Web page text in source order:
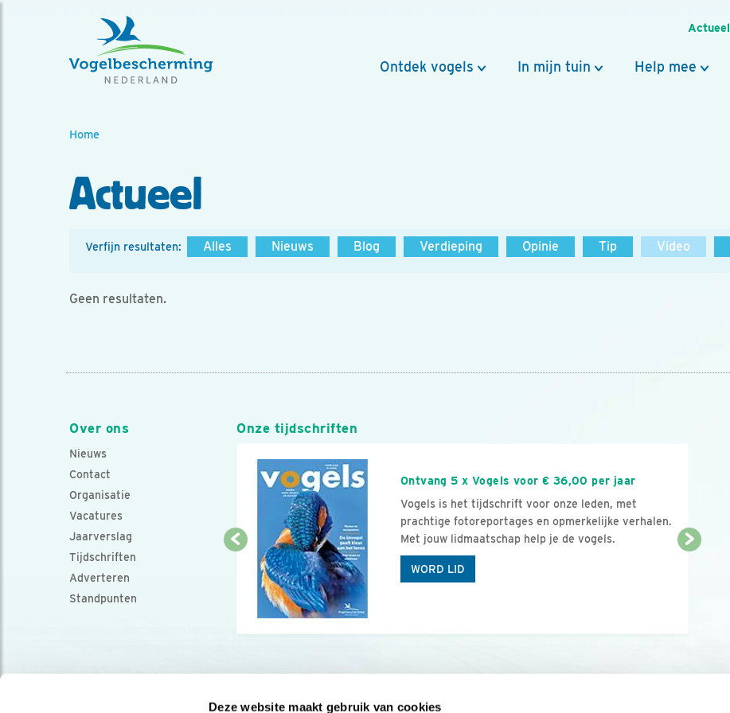
Deze website maakt gebruik van cookies
Actueel
Ontdek vogels In mijn tuin Help mee
Home
Actueel
Verfijn resultaten: Alles Nieuws Blog Verdieping Opinie Tip Video
Geen resultaten.
Over ons
Nieuws
Contact
Organisatie
Vacatures
Jaarverslag
Tijdschriften
Adverteren
Standpunten
Onze tijdschriften
Ontvang 5 x Vogels voor € 36,00 per jaar
Vogels is het tijdschrift voor onze leden, met
prachtige fotoreportages en opmerkelijke verhalen.
Met jouw lidmaatschap help je de vogels.
WORD LID